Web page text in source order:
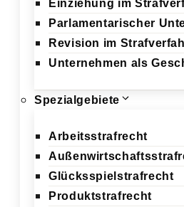
Einziehung im
Parlamentarischer
Revision im
Unternehmen als
Spezialgebiete
Arbeitsstrafrecht
Glücksspielstrafrecht
Produktstrafrecht